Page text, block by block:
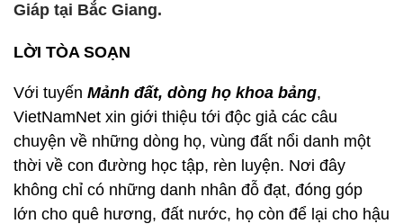
Giáp tại Bắc Giang.
LỜI TÒA SOẠN
Với tuyến Mảnh đất, dòng họ khoa bảng,
VietNamNet xin giới thiệu tới độc giả các câu
chuyện về những dòng họ, vùng đất nổi danh một
thời về con đường học tập, rèn luyện. Nơi đây
không chỉ có những danh nhân đỗ đạt, đóng góp
lớn cho quê hương, đất nước, họ còn để lại cho hậu